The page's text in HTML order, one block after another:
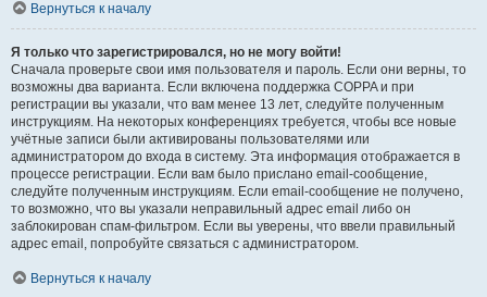
Вернуться к началу
Я только что зарегистрировался, но не могу войти!
Сначала проверьте свои имя пользователя и пароль. Если они верны, то
возможны два варианта. Если включена поддержка COPPA и при
регистрации вы указали, что вам менее 13 лет, следуйте полученным
инструкциям. На некоторых конференциях требуется, чтобы все новые
учётные записи были активированы пользователями или
администратором до входа в систему. Эта информация отображается в
процессе регистрации. Если вам было прислано email-сообщение,
следуйте полученным инструкциям. Если email-сообщение не получено,
то возможно, что вы указали неправильный адрес email либо он
заблокирован спам-фильтром. Если вы уверены, что ввели правильный
адрес email, попробуйте связаться с администратором.
Вернуться к началу